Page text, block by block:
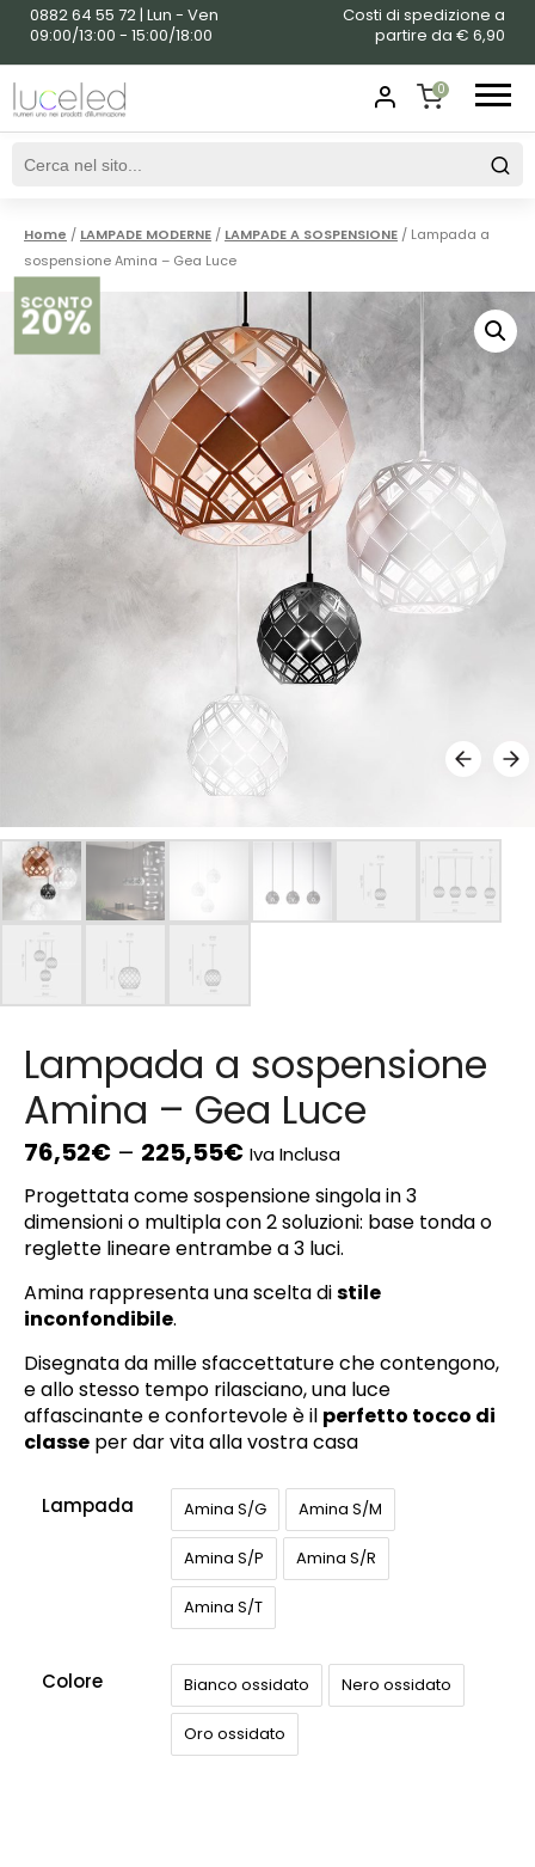
0882 64 55 72 | Lun - Ven
09:00/13:00 - 15:00/18:00
Costi di spedizione a
partire da € 6,90
0
SHOPPING
Home / LAMPADE MODERNE / LAMPADE A SOSPENSIONE / Lampada a
sospensione Amina – Gea Luce
SCONTO
20%
Lampada a sospensione
Amina – Gea Luce
76,52€ – 225,55€ Iva Inclusa
Progettata come sospensione singola in 3
dimensioni o multipla con 2 soluzioni: base tonda o
reglette lineare entrambe a 3 luci.
Amina rappresenta una scelta distile
inconfondibile.
Disegnata da mille sfaccettature che contengono,
e allo stesso tempo rilasciano, una luce
affascinante e confortevole è il perfetto tocco di
classe per dar vita alla vostra casa
Lampada Amina S/G Amina S/M
Amina S/P Amina S/R
Amina S/T
Colore Bianco ossidato Nero ossidato
Oro ossidato